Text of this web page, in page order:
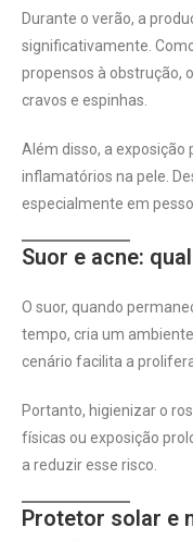
Durante o verão, a
significativamente.
propensos à obstrução,
cravos e espinhas.
Além disso, a exposição
inflamatórios na pele.
especialmente em
Suor e acne:
O suor, quando
tempo, cria um
cenário facilita a
Portanto, higienizar o
físicas ou exposição
a reduzir esse risco.
Protetor solar e